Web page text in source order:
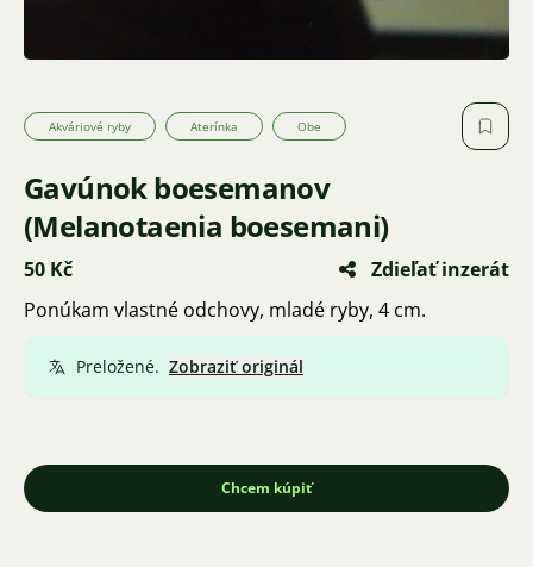
Akváriové ryby Aterínka Obe
Gavúnok boesemanov
(Melanotaenia boesemani)
50 Kč
Zdieľať inzerát
Ponúkam vlastné odchovy, mladé ryby, 4 cm.
Preložené. Zobraziť originál
Chcem kúpiť